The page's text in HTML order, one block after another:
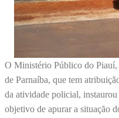
O Ministério Público do Piauí,
de Parnaíba, que tem
da atividade policial,
objetivo de apurar a situação